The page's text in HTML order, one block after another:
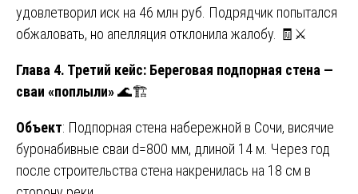
удовлетворил иск на 46 млн руб. Подрядчик попытался
обжаловать, но апелляция отклонила жалобу. 🧾⚔️
Глава 4. Третий кейс: Береговая подпорная стена —
сваи «поплыли»🌊🏗️
Объект: Подпорная стена набережной в Сочи, висячие
буронабивные сваи d=800 мм, длиной 14 м. Через год
после строительства стена накренилась на 18 см в